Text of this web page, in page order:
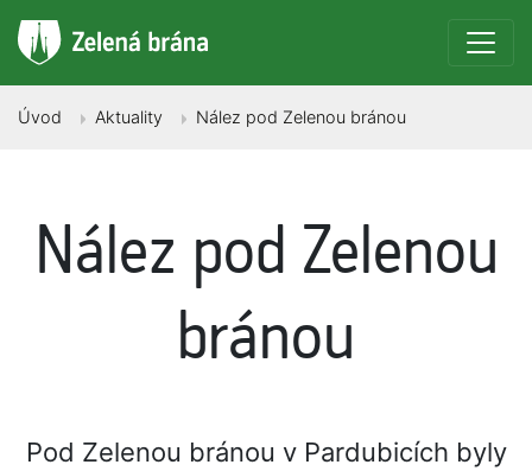
Úvod Aktuality Nález pod Zelenou bránou
Nález pod Zelenou
bránou
Pod Zelenou bránou v Pardubicích byly